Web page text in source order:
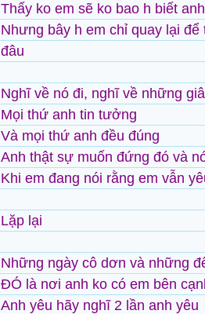
Thấy ko em sẽ ko bao h biết
Nhưng bây h em chỉ quay lại
đâu
Nghĩ về nó đi, nghĩ về những
Mọi thứ anh tin tưởng
Và mọi thứ anh đều đúng
Anh thật sự muốn đứng đó và
Khi em đang nói rằng em vẫn
Lặp lại
Những ngày cô dơn và những
ĐÓ là nơi anh ko có em bên
Anh yêu hãy nghĩ 2 lần anh yêu